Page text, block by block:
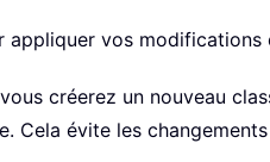
appliquer vos
créerez un nouveau
Cela évite les